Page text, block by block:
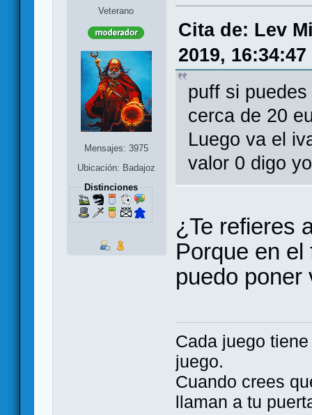
Veterano
Mensajes: 3975
Ubicación: Badajoz
Distinciones
Cita de: Lev
2019, 16:34:47
puff si
cerca de 20
Luego va el
valor 0 digo
¿Te refieres
Porque en
puedo poner
Cada juego
juego.
Cuando crees
llaman a tu